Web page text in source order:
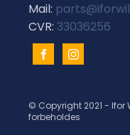
Mail:
CVR: 33036256
© Copyright 2021 - Ifor
forbeholdes